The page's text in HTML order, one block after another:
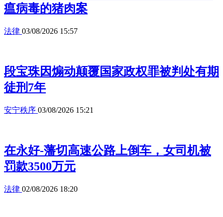
瘟病毒的猪肉案
法律 03/08/2026 15:57
段宝珠因煽动颠覆国家政权罪被判处有期
徒刑7年
安宁秩序 03/08/2026 15:21
在永好-藩切高速公路上倒车，女司机被
罚款3500万元
法律 02/08/2026 18:20